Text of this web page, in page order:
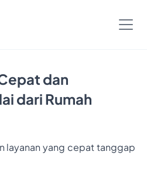
dan
dari Rumah
layanan yang cepat tanggap